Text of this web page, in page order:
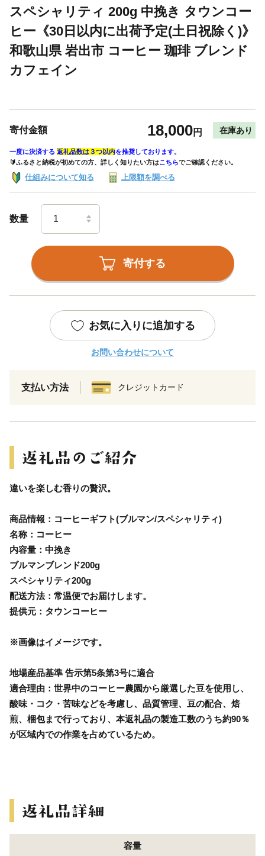
スペシャリティ 200g 中挽き タウンコー
ヒー《30日以内に出荷予定(土日祝除く)》
和歌山県 岩出市 コーヒー 珈琲 ブレンド
カフェイン
寄付金額 18,000円 在庫あり
一度に決済する 返礼品数は３つ以内を推奨しております。
🔰ふるさと納税が初めての方、詳しく知りたい方はこちらでご確認ください。
仕組みについて知る 上限額を調べる
数量
寄付する
お気に入りに追加する
お問い合わせについて
支払い方法 クレジットカード
違いを楽しむ香りの贅沢。
商品情報：コーヒーギフト(ブルマン/スペシャリティ)
名称：コーヒー
内容量：中挽き
ブルマンブレンド200g
スペシャリティ200g
配送方法：常温便でお届けします。
提供元：タウンコーヒー
※画像はイメージです。
地場産品基準 告示第5条第3号に適合
適合理由：世界中のコーヒー農園から厳選した豆を使用し、
酸味・コク・苦味などを考慮し、品質管理、豆の配合、焙
煎、梱包まで行っており、本返礼品の製造工数のうち約90％
が区域内での作業を占めているため。
容量